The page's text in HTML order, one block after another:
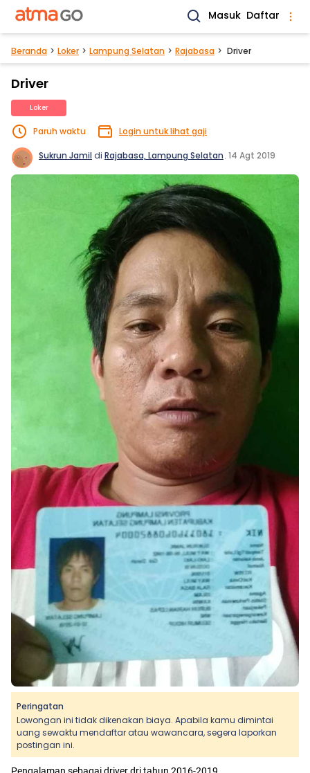
Masuk Daftar
Beranda Loker Lampung Selatan Rajabasa Driver
Driver
Loker
Paruh waktu Login untuk lihat gaji
Sukrun Jamildi Rajabasa, Lampung Selatan. 14 Agt 2019
Peringatan
Lowongan ini tidak dikenakan biaya. Apabila kamu dimintai
uang sewaktu mendaftar atau wawancara, segera laporkan
postingan ini.